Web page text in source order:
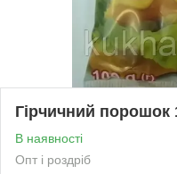
Гірчичний порошок
В наявності
Опт і роздріб